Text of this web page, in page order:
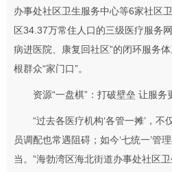
办事处社区卫生服务中心等6家社区
区34.37万常住人口的三级医疗服务
病进医院、康复回社区”的闭环服务
根群众“家门口”。
资源“一盘棋”：打破壁垒 让服务
“过去各医疗机构‘各管一摊’，
员调配也常遇阻碍；如今‘七统一’管
当。”海勃湾区海北街道办事处社区